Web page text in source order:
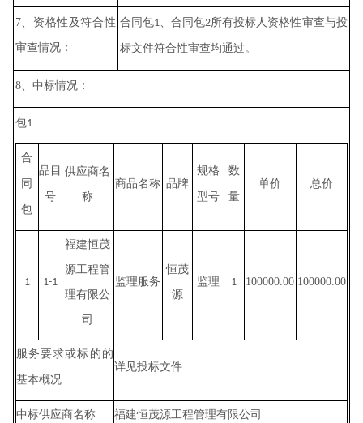
7、资格性及符合性
审查情况：
合同包1、合同包2所有投标人资格性审查与投
标文件符合性审查均通过。
8、中标情况：
包1
合
同
包
品目
号
供应商名
称
商品名称 品牌
规格
型号
数
量
单价 总价
1 1-1
福建恒茂
源工程管
理有限公
司
监理服务
恒茂
源
监理 1 100000.00 100000.00
服务要求或标的的
基本概况
详见投标文件
中标供应商名称 福建恒茂源工程管理有限公司